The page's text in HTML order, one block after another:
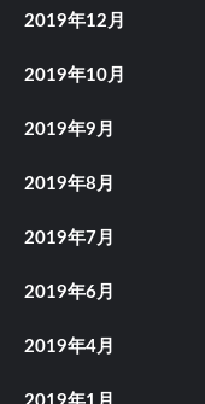
2019年12月
2019年10月
2019年9月
2019年8月
2019年7月
2019年6月
2019年4月